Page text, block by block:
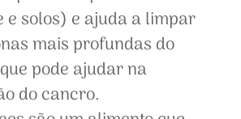
e solos) e ajuda a limpar
mais profundas do
pode ajudar na
do cancro.